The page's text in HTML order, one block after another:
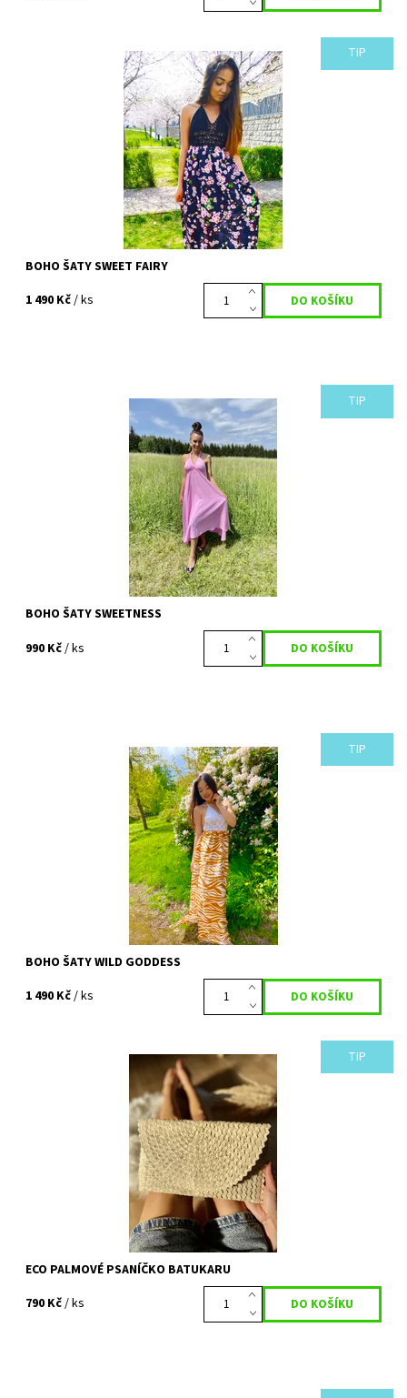
TIP
Nádherné šaty s něžnými růžovými květy, ve kterých bude každá
vílou. Na jednu stranu něžné a nevinné, na druhou smyslné a
elegantní. Ručně...
Skladem
397
BOHO ŠATY SWEET FAIRY
1 490 Kč/ ks
TIP
Milujete růžovou? Pak vám nesmí v letním šatníku chybět naše
sladké šaty SWEETNESS. Ten pravý kousek na letní dny plné
slunce a barev. Budete se...
Vyprodáno
BOHO ŠATY SWEETNESS
990 Kč/ ks
TIP
Nádherné šaty se smyslným přírodním motivem. Pro všechny
divoké a zároveň něžné bohyně, co milují vítr ve vlasech. Ručně
háčkovaný vršek, který se...
Skladem
BOHO ŠATY WILD GODDESS
1 490 Kč/ ks
TIP
Trendy letní psaníčko, přírodní krémové barvy, které podtrhne
každý váš outfit. Ruční zpracování dosahuje velmi vysoké kvality
a proces výroby je...
Vyprodáno
ECO PALMOVÉ PSANÍČKO BATUKARU
790 Kč/ ks